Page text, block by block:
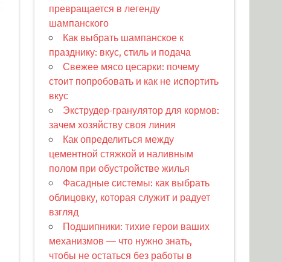
превращается в легенду
шампанского
Как выбрать шампанское к
празднику: вкус, стиль и подача
Свежее мясо цесарки: почему
стоит попробовать и как не испортить
вкус
Экструдер-гранулятор для кормов:
зачем хозяйству своя линия
Как определиться между
цементной стяжкой и наливным
полом при обустройстве жилья
Фасадные системы: как выбрать
облицовку, которая служит и радует
взгляд
Подшипники: тихие герои ваших
механизмов — что нужно знать,
чтобы не остаться без работы в